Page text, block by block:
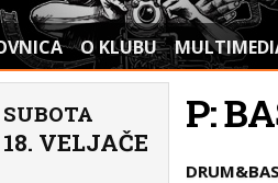
O KLUBU
P:
SUBOTA
18. VELJAČE